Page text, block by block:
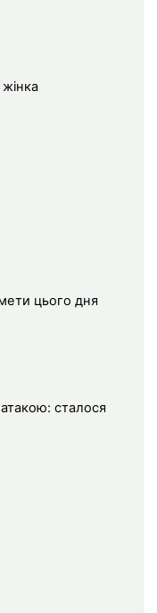
жінка
цього дня
сталося